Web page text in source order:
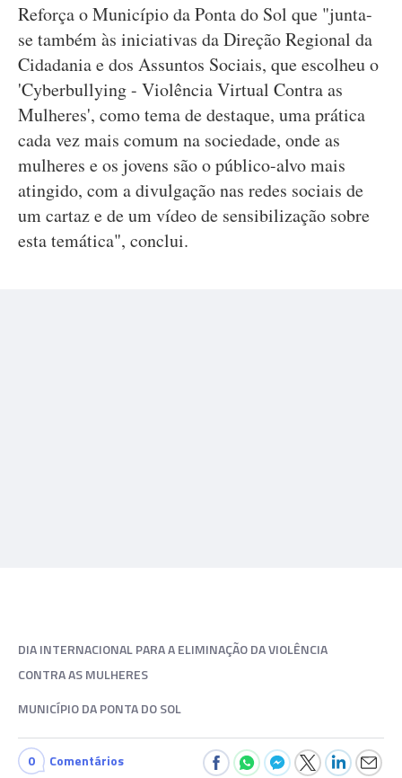
Reforça o Município da Ponta do Sol que "junta-
se também às iniciativas da Direção Regional da
Cidadania e dos Assuntos Sociais, que escolheu o
'Cyberbullying - Violência Virtual Contra as
Mulheres', como tema de destaque, uma prática
cada vez mais comum na sociedade, onde as
mulheres e os jovens são o público-alvo mais
atingido, com a divulgação nas redes sociais de
um cartaz e de um vídeo de sensibilização sobre
esta temática", conclui.
DIA INTERNACIONAL PARA A ELIMINAÇÃO DA VIOLÊNCIA
CONTRA AS MULHERES
MUNICÍPIO DA PONTA DO SOL
0 Comentários